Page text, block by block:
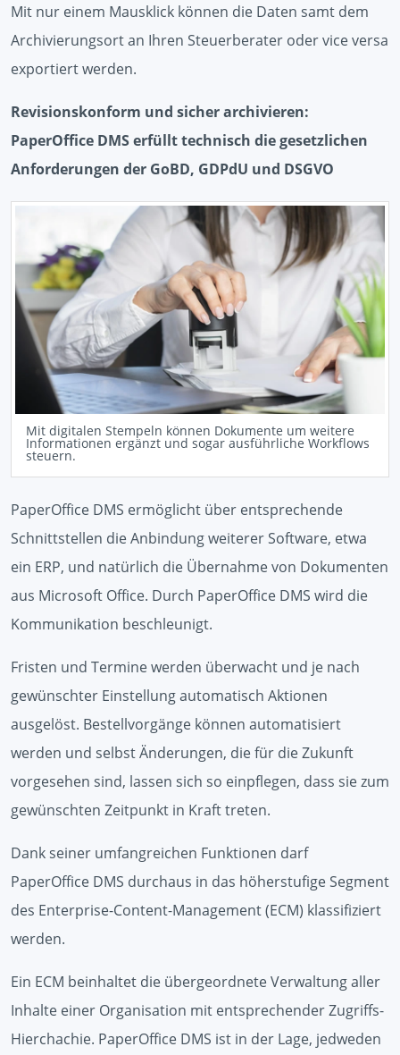
Mit nur einem Mausklick können die Daten samt dem
Archivierungsort an Ihren Steuerberater oder vice versa
exportiert werden.
Revisionskonform und sicher archivieren:
PaperOffice DMS erfüllt technisch die gesetzlichen
Anforderungen der GoBD, GDPdU und DSGVO
Mit digitalen Stempeln können Dokumente um weitere
Informationen ergänzt und sogar ausführliche Workflows
steuern.
PaperOffice DMS ermöglicht über entsprechende
Schnittstellen die Anbindung weiterer Software, etwa
ein ERP, und natürlich die Übernahme von Dokumenten
aus Microsoft Office. Durch PaperOffice DMS wird die
Kommunikation beschleunigt.
Fristen und Termine werden überwacht und je nach
gewünschter Einstellung automatisch Aktionen
ausgelöst. Bestellvorgänge können automatisiert
werden und selbst Änderungen, die für die Zukunft
vorgesehen sind, lassen sich so einpflegen, dass sie zum
gewünschten Zeitpunkt in Kraft treten.
Dank seiner umfangreichen Funktionen darf
PaperOffice DMS durchaus in das höherstufige Segment
des Enterprise-Content-Management (ECM) klassifiziert
werden.
Ein ECM beinhaltet die übergeordnete Verwaltung aller
Inhalte einer Organisation mit entsprechender Zugriffs-
Hierchachie. PaperOffice DMS ist in der Lage, jedweden